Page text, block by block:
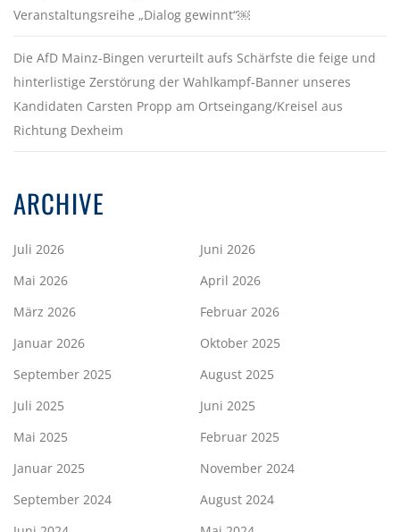
Veranstaltungsreihe „Dialog gewinnt“￼
Die AfD Mainz-Bingen verurteilt aufs Schärfste die feige und
hinterlistige Zerstörung der Wahlkampf-Banner unseres
Kandidaten Carsten Propp am Ortseingang/Kreisel aus
Richtung Dexheim
ARCHIVE
Juli 2026
Juni 2026
Mai 2026
April 2026
März 2026
Februar 2026
Januar 2026
Oktober 2025
September 2025
August 2025
Juli 2025
Juni 2025
Mai 2025
Februar 2025
Januar 2025
November 2024
September 2024
August 2024